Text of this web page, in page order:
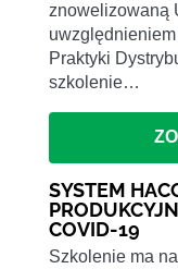
znowelizowaną
Praktyki
szkolenie…
SYSTEM
COVID-19
Szkolenie ma